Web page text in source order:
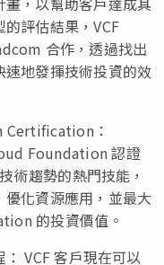
評估結果，VCF
合作，透過找出
地發揮技術投資的效
Certification：
Foundation 認證
術趨勢的熱門技能，
化資源應用，並最大
的投資價值。
VCF 客戶現在可以